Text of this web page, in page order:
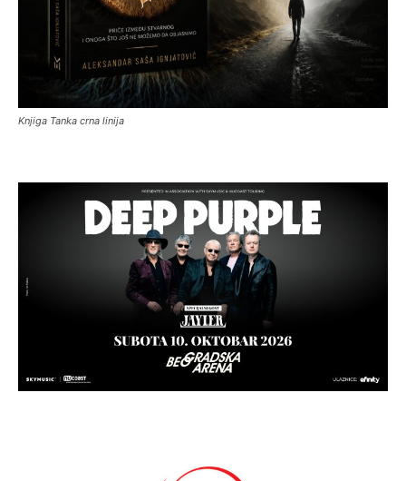
Knjiga Tanka crna linija